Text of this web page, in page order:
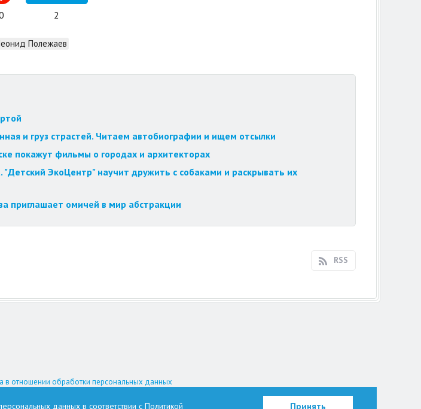
2
Полежаев
и груз страстей. Читаем автобиографии и ищем отсылки
покажут фильмы о городах и архитекторах
"Детский ЭкоЦентр" научит дружить с собаками и раскрывать их
приглашает омичей в мир абстракции
RSS
в отношении обработки персональных данных
данных в соответствии с Политикой Принять